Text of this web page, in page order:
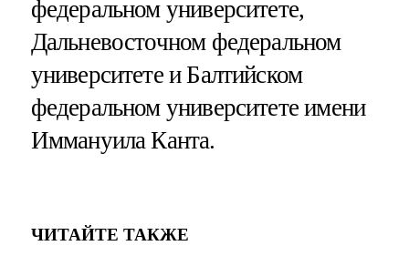
федеральном университете,
Дальневосточном федеральном
университете и Балтийском
федеральном университете имени
Иммануила Канта.
ЧИТАЙТЕ ТАКЖЕ